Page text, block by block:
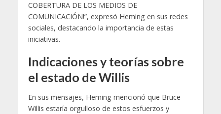
COBERTURA DE LOS MEDIOS DE
COMUNICACIÓN!”, expresó Heming en sus redes
sociales, destacando la importancia de estas
iniciativas.
Indicaciones y teorías sobre
el estado de Willis
En sus mensajes, Heming mencionó que Bruce
Willis estaría orgulloso de estos esfuerzos y